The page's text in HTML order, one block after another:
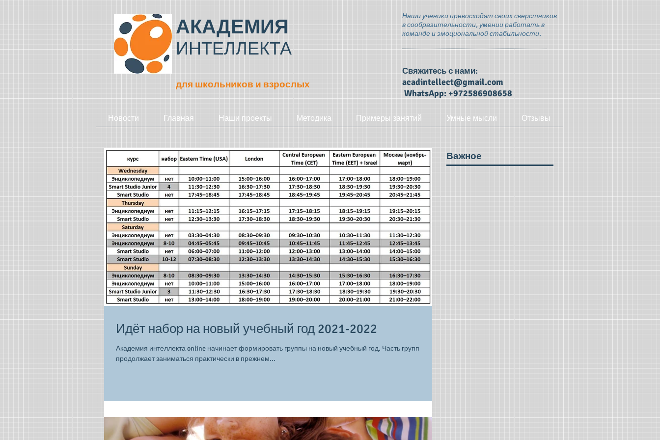
АКАДЕМИЯ
ИНТЕЛЛЕКТА
для школьников и взрослых
Наши ученики превосходят своих сверстников
в сообразительности, умении работать в
команде и эмоциональной стабильности.
Свяжитесь с нами:
acadintellect@gmail.com
WhatsApp: +972586908658
Новости Главная Наши проекты Методика Примеры занятий Умные мысли Отзывы
Идёт набор на новый учебный год 2021-2022
Академия интеллекта online начинает формировать группы на новый учебный год. Часть групп
продолжает заниматься практически в прежнем...
Важное